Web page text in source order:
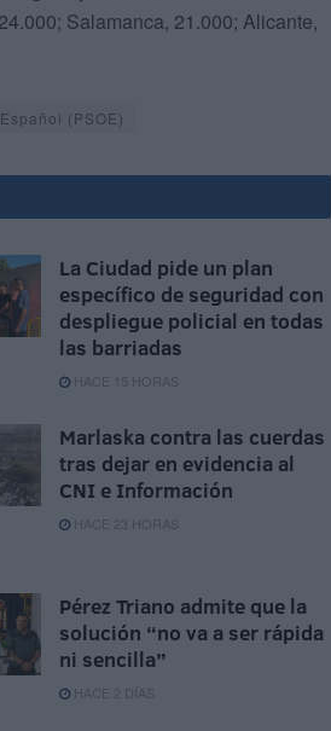
Salamanca, 21.000; Alicante,
(PSOE)
La Ciudad pide un plan
específico de seguridad con
despliegue policial en todas
las barriadas
HACE 15 HORAS
Marlaska contra las cuerdas
tras dejar en evidencia al
CNI e Información
HACE 23 HORAS
Pérez Triano admite que la
solución “no va a ser rápida
ni sencilla”
HACE 2 DÍAS